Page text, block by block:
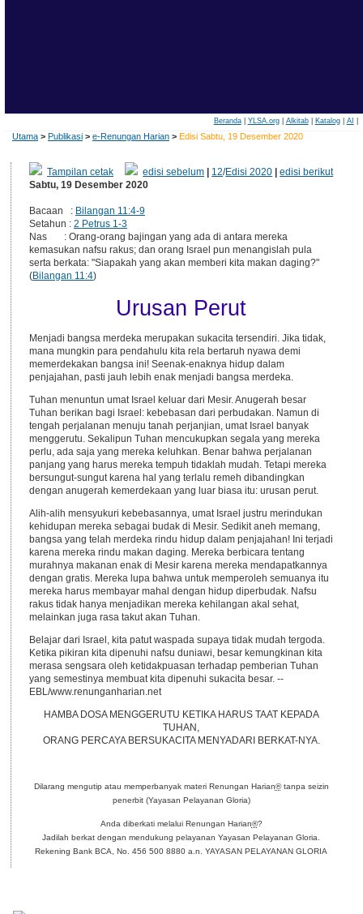
Beranda| YLSA.org| Alkitab| Katalog| AI
Utama > Publikasi > e-Renungan Harian > Edisi Sabtu, 19 Desember 2020
Tampilan cetak edisi sebelum 12/Edisi 2020 |edisi berikut
Sabtu, 19 Desember 2020
Bacaan : Bilangan 11:4-9
Setahun : 2 Petrus 1-3
Nas : Orang-orang bajingan yang ada di antara mereka
kemasukan nafsu rakus; dan orang Israel pun menangislah pula
serta berkata: "Siapakah yang akan memberi kita makan daging?"
(Bilangan 11:4)
Urusan Perut
Menjadi bangsa merdeka merupakan sukacita tersendiri. Jika tidak,
mana mungkin para pendahulu kita rela bertaruh nyawa demi
memerdekakan bangsa ini! Seenak-enaknya hidup dalam
penjajahan, pasti jauh lebih enak menjadi bangsa merdeka.
Tuhan menuntun umat Israel keluar dari Mesir. Anugerah besar
Tuhan berikan bagi Israel: kebebasan dari perbudakan. Namun di
tengah perjalanan menuju tanah perjanjian, umat Israel banyak
menggerutu. Sekalipun Tuhan mencukupkan segala yang mereka
perlu, ada saja yang mereka keluhkan. Benar bahwa perjalanan
panjang yang harus mereka tempuh tidaklah mudah. Tetapi mereka
bersungut-sungut karena hal yang terlalu remeh dibandingkan
dengan anugerah kemerdekaan yang luar biasa itu: urusan perut.
Alih-alih mensyukuri kebebasannya, umat Israel justru merindukan
kehidupan mereka sebagai budak di Mesir. Sedikit aneh memang,
bangsa yang telah merdeka rindu hidup dalam penjajahan! Ini terjadi
karena mereka rindu makan daging. Mereka berbicara tentang
murahnya makanan enak di Mesir karena mereka mendapatkannya
dengan gratis. Mereka lupa bahwa untuk memperoleh semuanya itu
mereka harus membayar mahal dengan hidup diperbudak. Nafsu
rakus tidak hanya menjadikan mereka kehilangan akal sehat,
melainkan juga rasa takut akan Tuhan.
Belajar dari Israel, kita patut waspada supaya tidak mudah tergoda.
Ketika pikiran kita dipenuhi nafsu duniawi, besar kemungkinan kita
merasa sengsara oleh ketidakpuasan terhadap pemberian Tuhan
yang semestinya membuat kita dipenuhi sukacita besar. --
EBL/www.renunganharian.net
HAMBA DOSA MENGGERUTU KETIKA HARUS TAAT KEPADA
TUHAN,
ORANG PERCAYA BERSUKACITA MENYADARI BERKAT-NYA.
Dilarang mengutip atau memperbanyak materi Renungan Harian®tanpa seizin
penerbit (Yayasan Pelayanan Gloria)
Anda diberkati melalui Renungan Harian®?
Jadilah berkat dengan mendukung pelayanan Yayasan Pelayanan Gloria.
Rekening Bank BCA, No. 456 500 8880 a.n. YAYASAN PELAYANAN GLORIA